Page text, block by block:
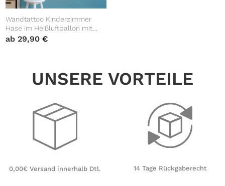
Wandtattoo Kinderzimmer
Hase im Heißluftballon mit
Wolken und Sternen
ab29,90€
UNSERE VORTEILE
0,00€ Versand innerhalb Dtl. 14 Tage Rückgaberecht